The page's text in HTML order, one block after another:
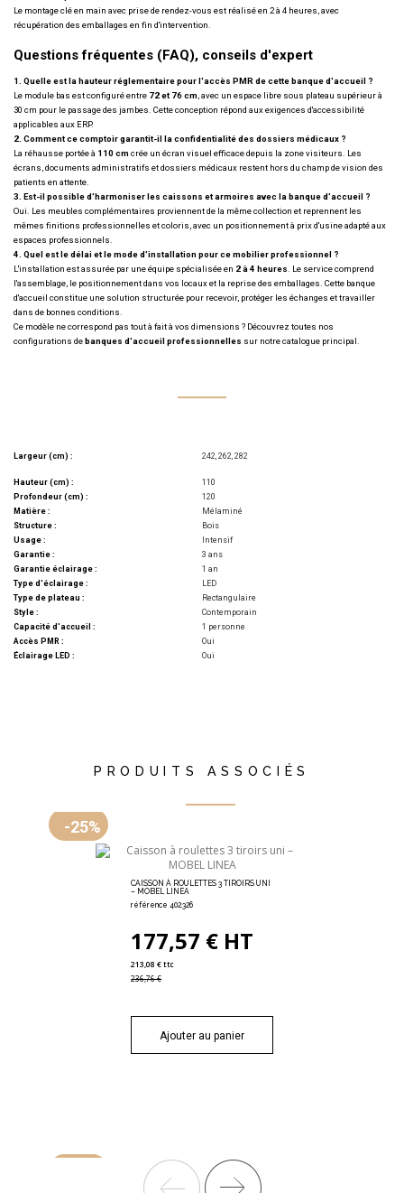
Le montage clé en main avec prise de rendez-vous est réalisé en 2 à 4 heures, avec
récupération des emballages en fin d'intervention.
Questions fréquentes (FAQ), conseils d'expert
1. Quelle est la hauteur réglementaire pour l'accès PMR de cette banque d'accueil ?
Le module bas est configuré entre 72 et 76 cm , avec un espace libre sous plateau supérieur à
30 cm pour le passage des jambes. Cette conception répond aux exigences d'accessibilité
applicables aux ERP.
2. Comment ce comptoir garantit-il la confidentialité des dossiers médicaux ?
La réhausse portée à 110 cm crée un écran visuel efficace depuis la zone visiteurs. Les
écrans, documents administratifs et dossiers médicaux restent hors du champ de vision des
patients en attente.
3. Est-il possible d'harmoniser les caissons et armoires avec la banque d'accueil ?
Oui. Les meubles complémentaires proviennent de la même collection et reprennent les
mêmes finitions professionnelles et coloris, avec un positionnement à prix d'usine adapté aux
espaces professionnels.
4. Quel est le délai et le mode d'installation pour ce mobilier professionnel ?
L'installation est assurée par une équipe spécialisée en 2 à 4 heures . Le service comprend
l'assemblage, le positionnement dans vos locaux et la reprise des emballages. Cette banque
d'accueil constitue une solution structurée pour recevoir, protéger les échanges et travailler
dans de bonnes conditions.
Ce modèle ne correspond pas tout à fait à vos dimensions ? Découvrez toutes nos
configurations debanques d'accueil professionnelles sur notre catalogue principal.
Largeur (cm) : 242, 262, 282
Hauteur (cm) :
110
Profondeur (cm) :
120
Matière :
Mélaminé
Structure :
Bois
Usage :
Intensif
Garantie :
3 ans
Garantie éclairage :
1 an
Type d'éclairage :
LED
Type de plateau :
Rectangulaire
Style :
Contemporain
Capacité d'accueil :
1 personne
Accès PMR :
Oui
Éclairage LED :
Oui
PRODUITS ASSOCIÉS
-25%
CAISSON À ROULETTES 3 TIROIRS UNI
– MOBEL LINEA
référence 402.326
177,57 € HT
213,08 € ttc
236,76 €
Ajouter au panier